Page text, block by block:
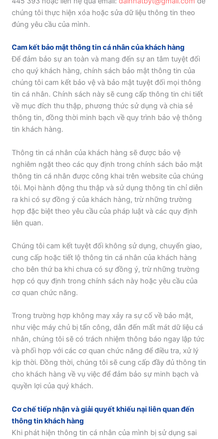
chúng tôi thực hiện xóa hoặc sửa dữ liệu thông tin theo
đúng yêu cầu của mình.
Cam kết bảo mật thông tin cá nhân của khách hàng
Để đảm bảo sự an toàn và mang đến sự an tâm tuyệt đối
cho quý khách hàng, chính sách bảo mật thông tin của
chúng tôi cam kết bảo vệ và bảo mật tuyệt đối mọi thông
tin cá nhân. Chính sách này sẽ cung cấp thông tin chi tiết
về mục đích thu thập, phương thức sử dụng và chia sẻ
thông tin, đồng thời minh bạch về quy trình bảo vệ thông
tin khách hàng.
Thông tin cá nhân của khách hàng sẽ được bảo vệ
nghiêm ngặt theo các quy định trong chính sách bảo mật
thông tin cá nhân được công khai trên website của chúng
tôi. Mọi hành động thu thập và sử dụng thông tin chỉ diễn
ra khi có sự đồng ý của khách hàng, trừ những trường
hợp đặc biệt theo yêu cầu của pháp luật và các quy định
liên quan.
Chúng tôi cam kết tuyệt đối không sử dụng, chuyển giao,
cung cấp hoặc tiết lộ thông tin cá nhân của khách hàng
cho bên thứ ba khi chưa có sự đồng ý, trừ những trường
hợp có quy định trong chính sách này hoặc yêu cầu của
cơ quan chức năng.
Trong trường hợp không may xảy ra sự cố về bảo mật,
như việc máy chủ bị tấn công, dẫn đến mất mát dữ liệu cá
nhân, chúng tôi sẽ có trách nhiệm thông báo ngay lập tức
và phối hợp với các cơ quan chức năng để điều tra, xử lý
kịp thời. Đồng thời, chúng tôi sẽ cung cấp đầy đủ thông tin
cho khách hàng về vụ việc để đảm bảo sự minh bạch và
quyền lợi của quý khách.
Cơ chế tiếp nhận và giải quyết khiếu nại liên quan đến
thông tin khách hàng
Khi phát hiện thông tin cá nhân của mình bị sử dụng sai